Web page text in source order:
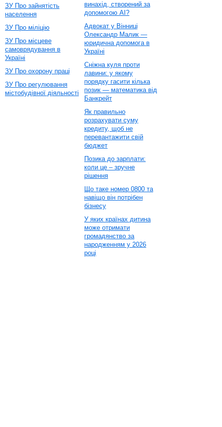
ЗУ Про зайнятість
населення
ЗУ Про міліцію
ЗУ Про місцеве
самоврядування в
Україні
ЗУ Про охорону праці
ЗУ Про регулювання
містобудівної діяльності
винахід, створений за
допомогою AI?
Адвокат у Вінниці
Олександр Малик —
юридична допомога в
Україні
Сніжна куля проти
лавини: у якому
порядку гасити кілька
позик — математика від
Банкрейт
Як правильно
розрахувати суму
кредиту, щоб не
перевантажити свій
бюджет
Позика до зарплати:
коли це – зручне
рішення
Що таке номер 0800 та
навіщо він потрібен
бізнесу
У яких країнах дитина
може отримати
громадянство за
народженням у 2026
році